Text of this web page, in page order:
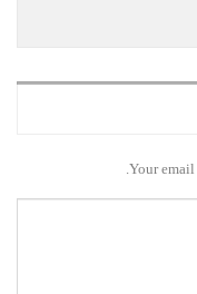
Your email